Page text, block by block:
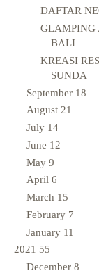
DAFTAR
GLAMPING
BALI
KREASI
SUNDA
September 18
August 21
July 14
June 12
May 9
April 6
March 15
February 7
January 11
2021 55
December 8